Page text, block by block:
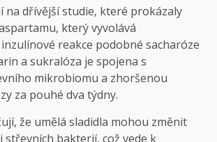
na dřívější studie, které prokázaly
který vyvolává
reakce podobné sacharóze
a sukralóza je spojena s
mikrobiomu a zhoršenou
za pouhé dva týdny.
že umělá sladidla mohou změnit
střevních bakterií, což vede k